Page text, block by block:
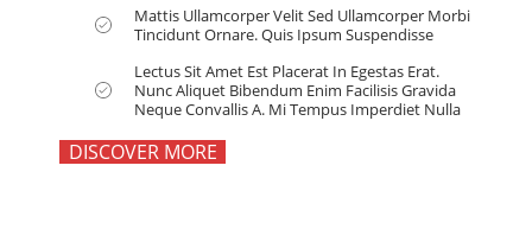
Mattis Ullamcorper Velit Sed Ullamcorper Morbi
Tincidunt Ornare. Quis Ipsum Suspendisse
Lectus Sit Amet Est Placerat In Egestas Erat.
Nunc Aliquet Bibendum Enim Facilisis Gravida
Neque Convallis A. Mi Tempus Imperdiet Nulla
DISCOVER MORE